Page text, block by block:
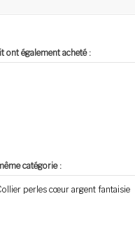
ont également acheté :
catégorie :